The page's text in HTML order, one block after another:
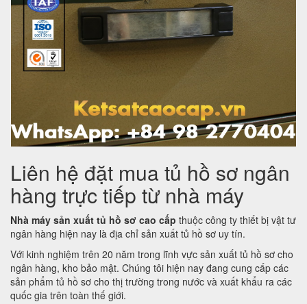
Liên hệ đặt mua tủ hồ sơ ngân
hàng trực tiếp từ nhà máy
Nhà máy sản xuất tủ hồ sơ cao cấp thuộc công ty thiết bị vật tư
ngân hàng hiện nay là địa chỉ sản xuất tủ hồ sơ uy tín.
Với kinh nghiệm trên 20 năm trong lĩnh vực sản xuất tủ hồ sơ cho
ngân hàng, kho bảo mật. Chúng tôi hiện nay đang cung cấp các
sản phẩm tủ hồ sơ cho thị trường trong nước và xuất khẩu ra các
quốc gia trên toàn thế giới.